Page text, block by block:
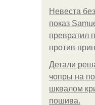
Невеста
показ
превратил
против
Детали
чопры на
шквалом
пошива.